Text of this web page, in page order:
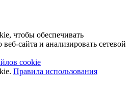
чтобы обеспечивать
сайта и анализировать сетевой
cookie
Правила использования